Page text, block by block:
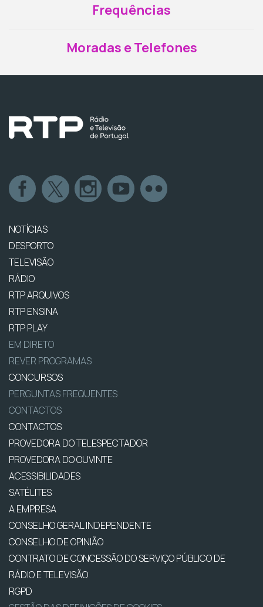
Frequências
Moradas e Telefones
NOTÍCIAS
DESPORTO
TELEVISÃO
RÁDIO
RTP ARQUIVOS
RTP ENSINA
RTP PLAY
EM DIRETO
REVER PROGRAMAS
CONCURSOS
PERGUNTAS FREQUENTES
CONTACTOS
CONTACTOS
PROVEDORA DO TELESPECTADOR
PROVEDORA DO OUVINTE
ACESSIBILIDADES
SATÉLITES
A EMPRESA
CONSELHO GERAL INDEPENDENTE
CONSELHO DE OPINIÃO
CONTRATO DE CONCESSÃO DO SERVIÇO PÚBLICO DE
RÁDIO E TELEVISÃO
RGPD